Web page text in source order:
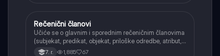
Srpski jezik
Rečenični članovi
Učiće se o glavnim i sporednim rečeničnim članovima
(subjekat, predikat, objekat, priloške odredbe, atribut,
apozicija) i njihovoj funkciji.
7. r. 1,885 67